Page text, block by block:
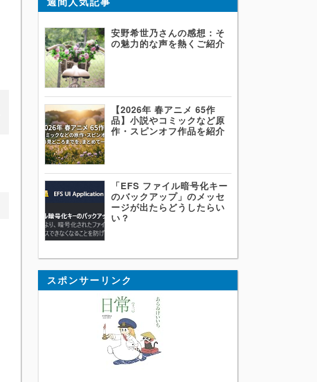
安野希世乃さんの感想：そ
の魅力的な声を熱くご紹介
【2026年 春アニメ 65作
品】小説やコミックなど原
作・スピンオフ作品を紹介
「EFS ファイル暗号化キー
のバックアップ」のメッセ
ージが出たらどうしたらい
い？
スポンサーリンク